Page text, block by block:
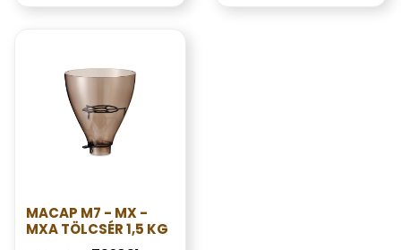
MACAP M7 - MX -
MXA TÖLCSÉR 1,5 KG